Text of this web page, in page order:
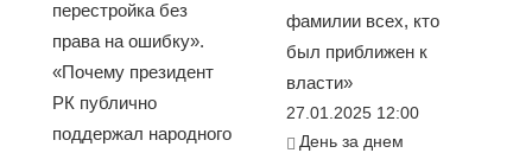
перестройка без
права на ошибку».
«Почему президент
РК публично
поддержал народного
фамилии всех, кто
был приближен к
власти»
27.01.2025 12:00
День за днем